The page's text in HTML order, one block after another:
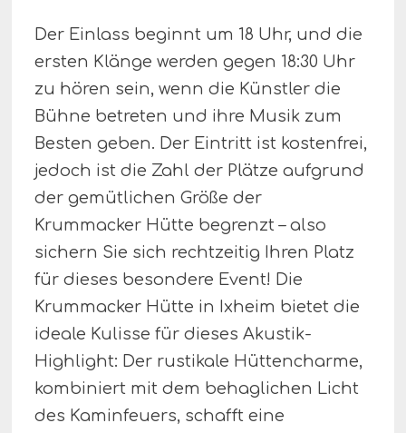
Der Einlass beginnt um 18 Uhr, und die
ersten Klänge werden gegen 18:30 Uhr
zu hören sein, wenn die Künstler die
Bühne betreten und ihre Musik zum
Besten geben. Der Eintritt ist kostenfrei,
jedoch ist die Zahl der Plätze aufgrund
der gemütlichen Größe der
Krummacker Hütte begrenzt – also
sichern Sie sich rechtzeitig Ihren Platz
für dieses besondere Event! Die
Krummacker Hütte in Ixheim bietet die
ideale Kulisse für dieses Akustik-
Highlight: Der rustikale Hüttencharme,
kombiniert mit dem behaglichen Licht
des Kaminfeuers, schafft eine